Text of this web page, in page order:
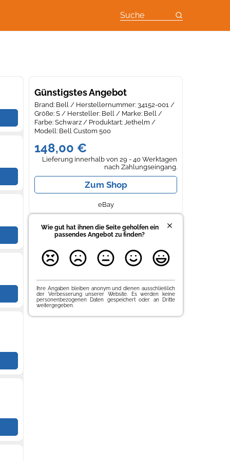
Suche
Günstigstes Angebot
Brand: Bell / Herstellernummer: 34152-001 /
Größe: S / Hersteller: Bell / Marke: Bell /
Farbe: Schwarz / Produktart: Jethelm /
Modell: Bell Custom 500
148,00 €
Lieferung innerhalb von 29 - 40 Werktagen
nach Zahlungseingang.
Zum Shop
eBay
Wie gut hat ihnen die Seite geholfen ein
passendes Angebot zu finden?
Ihre Angaben bleiben anonym und dienen ausschließlich
der Verbesserung unserer Website. Es werden keine
personenbezogenen Daten gespeichert oder an Dritte
weitergegeben.